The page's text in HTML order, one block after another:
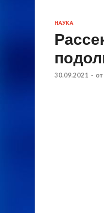
НАУКА
30.09.2021 - от